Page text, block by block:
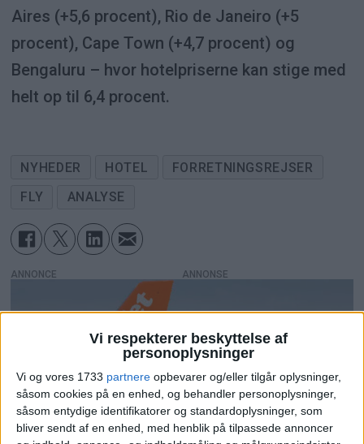
Vi respekterer beskyttelse af
personoplysninger
Vi og vores 1733 partnere opbevarer og/eller tilgår oplysninger,
såsom cookies på en enhed, og behandler personoplysninger,
såsom entydige identifikatorer og standardoplysninger, som
bliver sendt af en enhed, med henblik på tilpassede annoncer
Aires (+5,6 procent), Rio de Janeiro (+5
procent), Cape Town (+4,7 procent) og
Bengaluru – hvor hotelpriserne kan stige med
helt op til 6,4 procent.
NYHEDER HOTEL
FORRETNINGSREJSER
FLY
ANALYSE
ANNONCE